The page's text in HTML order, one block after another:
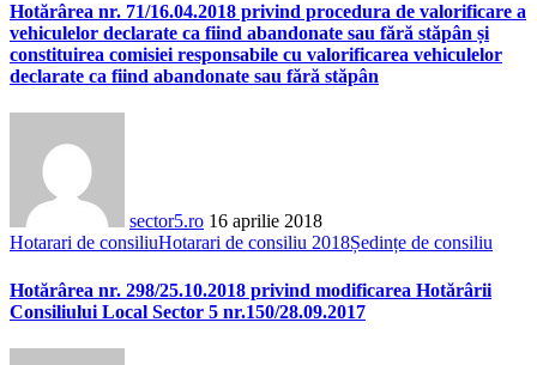
Hotărârea nr. 71/16.04.2018 privind procedura de valorificare a
vehiculelor declarate ca fiind abandonate sau fără stăpân și
constituirea comisiei responsabile cu valorificarea vehiculelor
declarate ca fiind abandonate sau fără stăpân
sector5.ro 16 aprilie 2018
Hotarari de consiliuHotarari de consiliu 2018Ședințe de consiliu
Hotărârea nr. 298/25.10.2018 privind modificarea Hotărârii
Consiliului Local Sector 5 nr.150/28.09.2017